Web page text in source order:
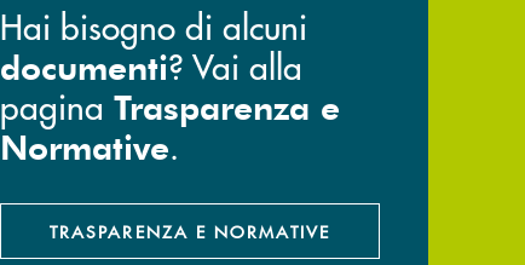
Hai bisogno di alcuni
documenti? Vai alla
pagina Trasparenza e
Normative.
TRASPARENZA E NORMATIVE